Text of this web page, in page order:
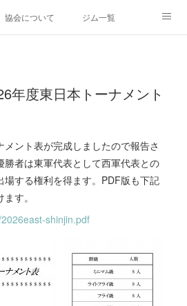
協会について ジム一覧
年度東日本トーナメント
ント表が完成しましたので報告さ
勝者は東軍代表として西軍代表との
場する権利を得ます。PDF版も下記
す。
shinjin.pdf